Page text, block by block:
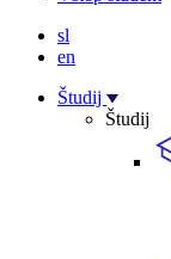
sl
en
Študij
Študij